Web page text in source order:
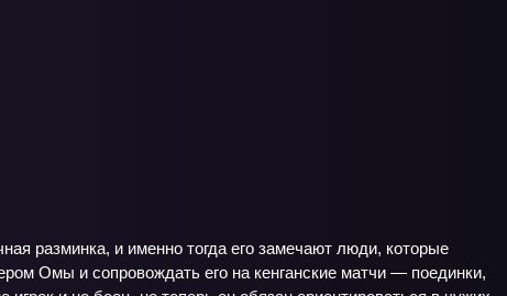
разминка, и именно тогда его замечают люди, которые
Омы и сопровождать его на кенганские матчи — поединки,